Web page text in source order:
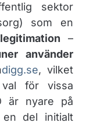
sektor
som en
–
använder
digg.se, vilket
för vissa
är nyare på
del initialt